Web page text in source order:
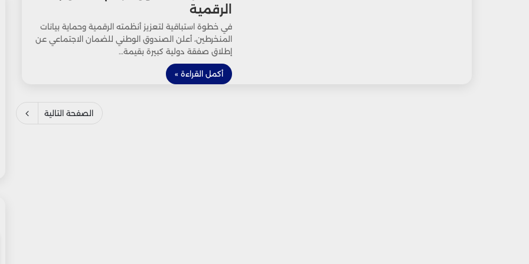
الرقمية
في خطوة استباقية لتعزيز أنظمته الرقمية وحماية بيانات
المنخرطين، أعلن الصندوق الوطني للضمان الاجتماعي عن
إطلاق صفقة دولية كبيرة بقيمة…
أكمل القراءة »
الصفحة التالية